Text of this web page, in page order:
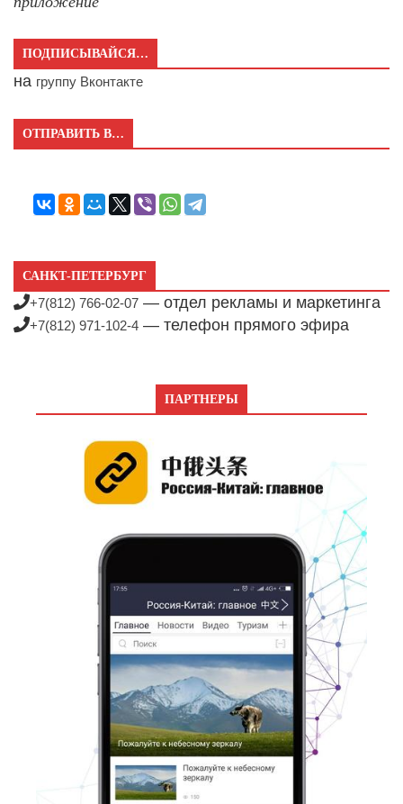
ПОДПИСЫВАЙСЯ…
на группу Вконтакте
ОТПРАВИТЬ В…
САНКТ-ПЕТЕРБУРГ
+7(812) 766-02-07 — отдел рекламы и маркетинга
+7(812) 971-102-4 — телефон прямого эфира
ПАРТНЕРЫ